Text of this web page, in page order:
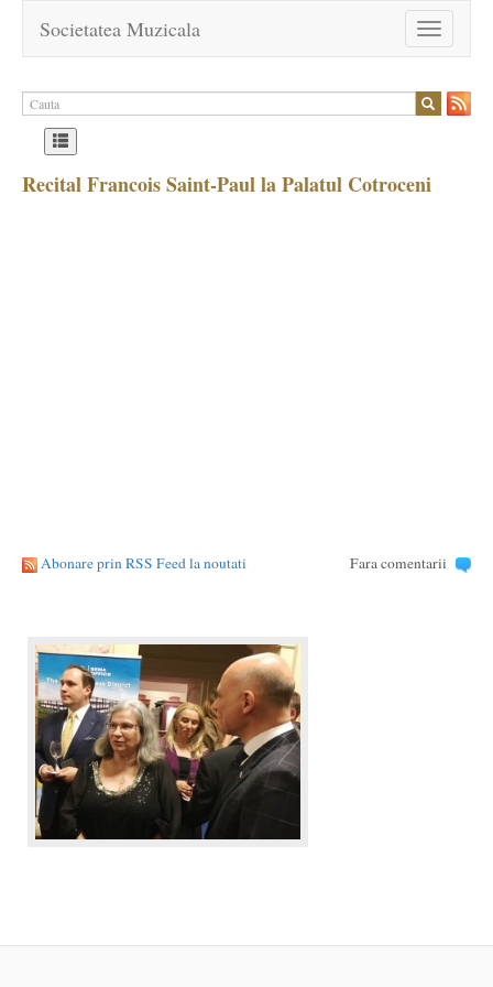
Toggle
navigation
Societatea Muzicala
Recital Francois Saint-Paul la Palatul Cotroceni
Abonare prin RSS Feed la noutati Fara comentarii